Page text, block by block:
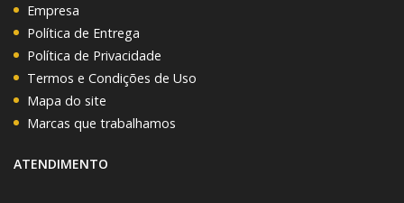
Empresa
Política de Entrega
Política de Privacidade
Termos e Condições de Uso
Mapa do site
Marcas que trabalhamos
ATENDIMENTO